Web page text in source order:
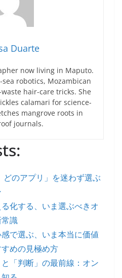
Duarte
now living in Maputo.
robotics, Mozambican
hair-care tricks. She
calamari for science-
mangrove roots in
journals.
どのアプリ」を迷わず選ぶ
化する、いま選ぶべきオ
識
で選ぶ、いま本当に価値
めの見極め方
「判断」の最前線：オン